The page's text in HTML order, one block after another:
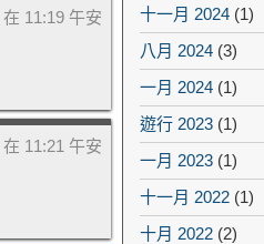
11:19 午安
11:21 午安
十一月 2024 (1)
八月 2024 (3)
一月 2024 (1)
遊行 2023 (1)
一月 2023 (1)
十一月 2022 (1)
十月 2022 (2)